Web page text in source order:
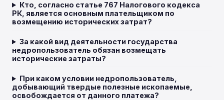
Кто, согласно статье 767 Налогового кодекса
РК, является основным плательщиком по
возмещению исторических затрат?
За какой вид деятельности государства
недропользователь обязан возмещать
исторические затраты?
При каком условии недропользователь,
добывающий твердые полезные ископаемые,
освобождается от данного платежа?